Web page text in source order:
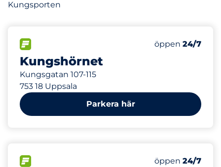
Kungsporten
Kungshörnet
Kungsgatan 107-115
753 18 Uppsala
Antal
Totalt antal
öppen 24/7
293 m
Parkera här
Antal
Totalt antal
öppen 24/7
308 m